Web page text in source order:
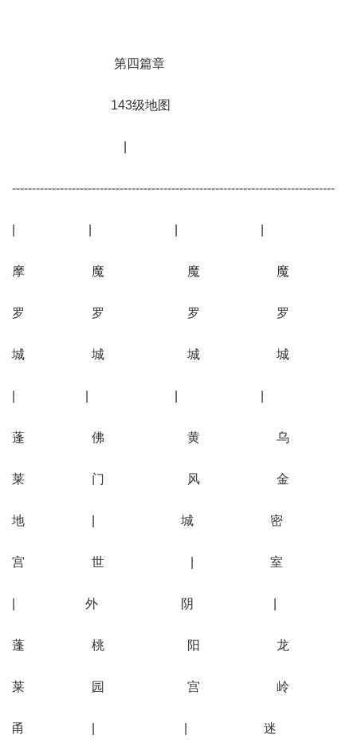
第四篇章
143级地图
---------------------------------------------------------------------------------
摩 魔 魔 魔
罗 罗 罗 罗
城 城 城 城
蓬 佛 黄 乌
莱 门 风 金
地 | 城 密
宫 世 | 室
| 外 阴 |
蓬 桃 阳 龙
莱 园 宫 岭
甬 | | 迷